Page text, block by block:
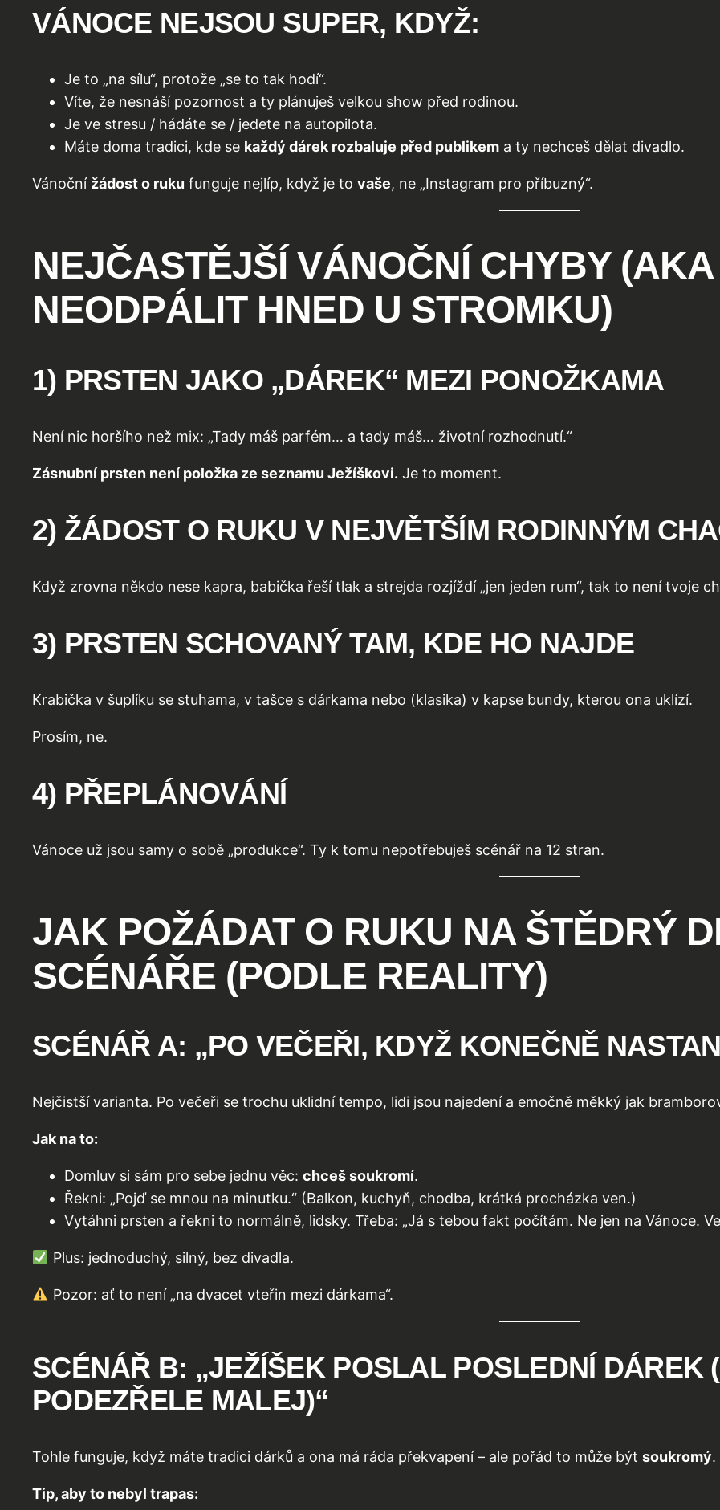
VÁNOCE NEJSOU SUPER, KDYŽ:
Je to „na sílu“, protože „se to tak hodí“.
Víte, že nesnáší pozornost a ty plánuješ velkou show před rodinou.
Je ve stresu / hádáte se / jedete na autopilota.
Máte doma tradici, kde se každý dárek rozbaluje před publikem a ty nechceš dělat divadlo.
Vánoční žádost o ruku funguje nejlíp, když je to vaše, ne „Instagram pro příbuzný“.
NEJČASTĚJŠÍ VÁNOČNÍ CHYBY
NEODPÁLIT HNED U STROMKU)
1) PRSTEN JAKO „DÁREK“ MEZI PONOŽKAMA
Není nic horšího než mix: „Tady máš parfém… a tady máš… životní rozhodnutí.“
Zásnubní prsten není položka ze seznamu Ježíškovi. Je to moment.
2) ŽÁDOST O RUKU V NEJVĚTŠÍM RODINNÝM
Když zrovna někdo nese kapra, babička řeší tlak a strejda rozjíždí „jen jeden rum“, tak to není tvoje
3) PRSTEN SCHOVANÝ TAM, KDE HO NAJDE
Krabička v šuplíku se stuhama, v tašce s dárkama nebo (klasika) v kapse bundy, kterou ona uklízí.
Prosím, ne.
4) PŘEPLÁNOVÁNÍ
Vánoce už jsou samy o sobě „produkce“. Ty k tomu nepotřebuješ scénář na 12 stran.
JAK POŽÁDAT O RUKU NA ŠTĚDRÝ
SCÉNÁŘE (PODLE REALITY)
SCÉNÁŘ A: „PO VEČEŘI, KDYŽ KONEČNĚ
Nejčistší varianta. Po večeři se trochu uklidní tempo, lidi jsou najedení a emočně měkký jak
Jak na to:
Domluv si sám pro sebe jednu věc: chceš soukromí.
Řekni: „Pojď se mnou na minutku.“ (Balkon, kuchyň, chodba, krátká procházka ven.)
Vytáhni prsten a řekni to normálně, lidsky. Třeba: „Já s tebou fakt počítám. Ne jen na Vánoce.
Plus: jednoduchý, silný, bez divadla.
Pozor: ať to není „na dvacet vteřin mezi dárkama“.
SCÉNÁŘ B: „JEŽÍŠEK POSLAL POSLEDNÍ DÁREK
PODEZŘELE MALEJ)“
Tohle funguje, když máte tradici dárků a ona má ráda překvapení – ale pořád to může být soukromý.
Tip, aby to nebyl trapas: